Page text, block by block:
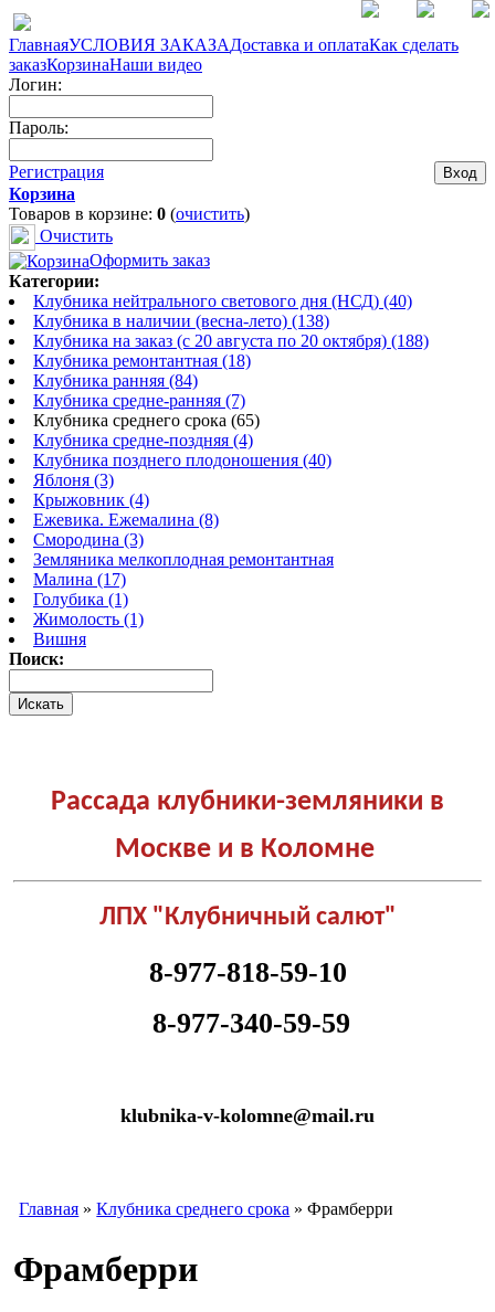
ГлавнаяУСЛОВИЯ ЗАКАЗАДоставка и оплатаКак сделать
заказКорзинаНаши видео
Логин:
Пароль:
Регистрация
Корзина
Товаров в корзине: 0 (очистить)
Очистить
Оформить заказ
Категории:
Клубника нейтрального светового дня (НСД) (40)
Клубника в наличии (весна-лето) (138)
Клубника на заказ (с 20 августа по 20 октября) (188)
Клубника ремонтантная (18)
Клубника ранняя (84)
Клубника средне-ранняя (7)
Клубника среднего срока (65)
Клубника средне-поздняя (4)
Клубника позднего плодоношения (40)
Яблоня (3)
Крыжовник (4)
Ежевика. Ежемалина (8)
Смородина (3)
Земляника мелкоплодная ремонтантная
Малина (17)
Голубика (1)
Жимолость (1)
Вишня
Поиск:
Рассада клубники-земляники в
Москве и в Коломне
ЛПХ "Клубничный салют"
8-977-818-59-10
8-977-340-59-59
klubnika-v-kolomne@mail.ru
Главная »Клубника среднего срока » Фрамберри
Фрамберри